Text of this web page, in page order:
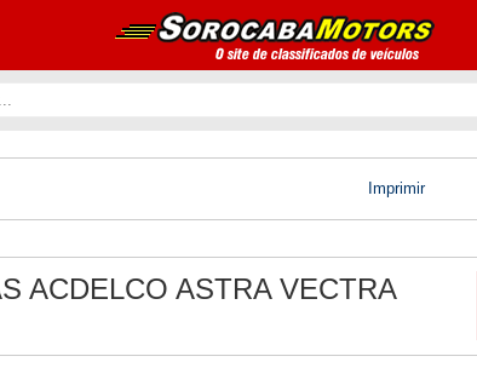
Imprimir
ACDELCO ASTRA VECTRA